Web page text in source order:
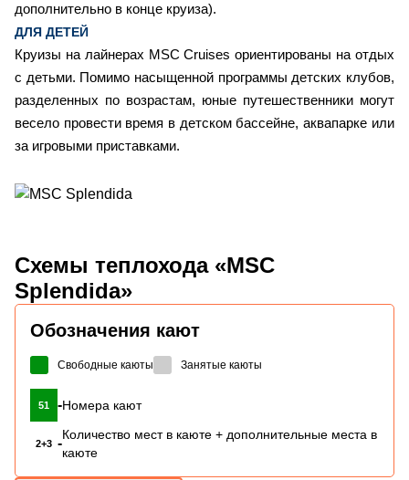
дополнительно в конце круиза).
ДЛЯ ДЕТЕЙ
Круизы на лайнерах MSC Cruises ориентированы на отдых
с детьми. Помимо насыщенной программы детских клубов,
разделенных по возрастам, юные путешественники могут
весело провести время в детском бассейне, аквапарке или
за игровыми приставками.
Схемы теплохода «MSC
Splendida»
Обозначения кают
Свободные каюты Занятые каюты
51 -Номера кают
2+3 -
Количество мест в каюте + дополнительные места в
каюте